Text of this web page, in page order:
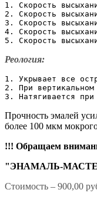
1. Скорость
2. Скорость
3. Скорость
4. Скорость
5. Скорость
Реология:
1. Укрывает все
2. При
3. Натягивается
Прочность эмалей
более 100 мкм
!!! Обращаем
"ЭНАМАЛЬ-МАСТЕР"
Стоимость – 900,00